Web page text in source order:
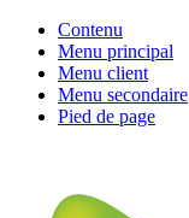
Contenu
Menu principal
Menu client
Menu secondaire
Pied de page